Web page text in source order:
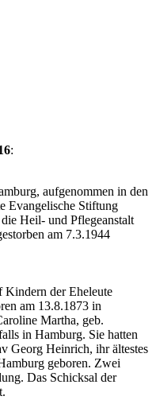
:
aufgenommen in den
Evangelische Stiftung
Heil- und Pflegeanstalt
am 7.3.1944
Kindern der Eheleute
am 13.8.1873 in
Martha, geb.
in Hamburg. Sie hatten
Georg Heinrich, ihr ältestes
geboren. Zwei
Das Schicksal der